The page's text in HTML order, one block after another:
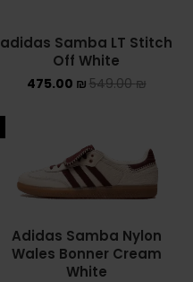
PUMA
PUMA PALERMO
UGG חורף
UGG קיץ
Converse Chuck Taylor All Star
adidas Samba LT Stitch
Off White
549.00₪
475.00 ₪
Adidas Samba Nylon
Wales Bonner Cream
White